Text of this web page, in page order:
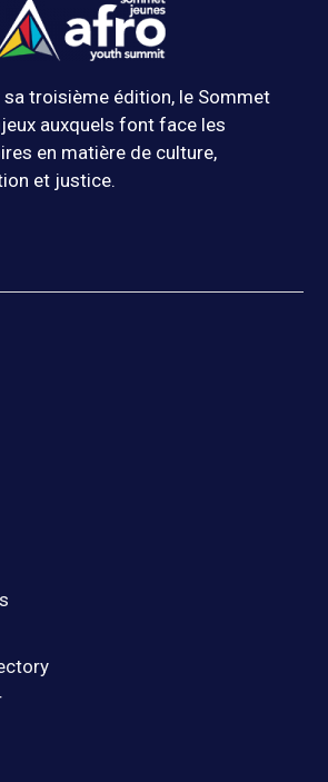
sa troisième édition, le Sommet
auxquels font face les
en matière de culture,
et justice.